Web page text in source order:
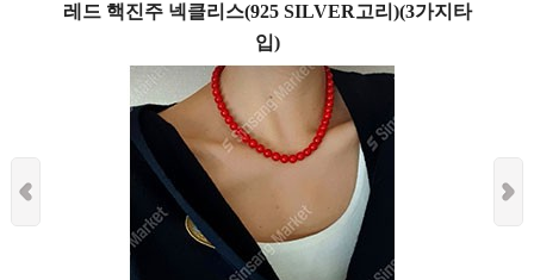
레드 핵진주 넥클리스(925 SILVER고리)(3가지타
입)